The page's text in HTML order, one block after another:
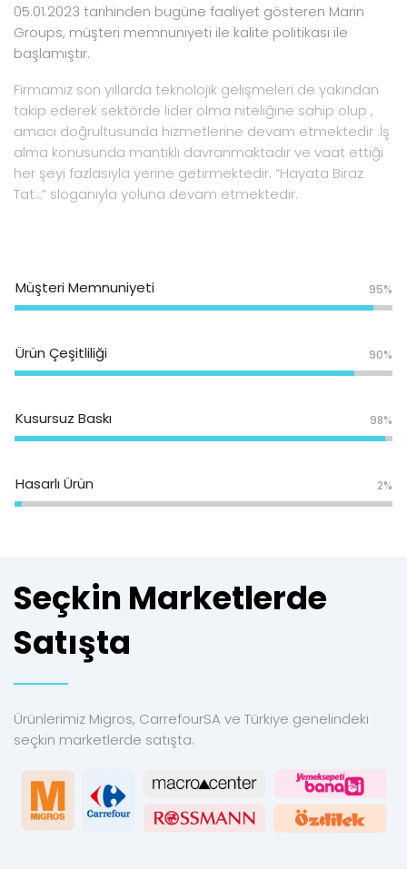
05.01.2023 tarihinden bugüne faaliyet gösteren Marin
Groups, müşteri memnuniyeti ile kalite politikası ile
başlamıştır.
Firmamız son yıllarda teknolojik gelişmeleri de yakından
takip ederek sektörde lider olma niteliğine sahip olup ,
amacı doğrultusunda hizmetlerine devam etmektedir .İş
alma konusunda mantıklı davranmaktadır ve vaat ettiği
her şeyi fazlasıyla yerine getirmektedir. “Hayata Biraz
Tat…” sloganıyla yoluna devam etmektedir.
Müşteri Memnuniyeti 95%
Ürün Çeşitliliği 90%
Kusursuz Baskı 98%
Hasarlı Ürün 2%
Seçkin Marketlerde
Satışta
Ürünlerimiz Migros, CarrefourSA ve Türkiye genelindeki
seçkin marketlerde satışta.